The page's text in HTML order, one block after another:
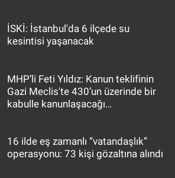
İSKİ: İstanbul'da 6 ilçede su
kesintisi yaşanacak
MHP’li Feti Yıldız: Kanun teklifinin
Gazi Meclis'te 430’un üzerinde bir
kabulle kanunlaşacağı
16 ilde eş zamanlı “vatandaşlık”
operasyonu: 73 kişi gözaltına alındı